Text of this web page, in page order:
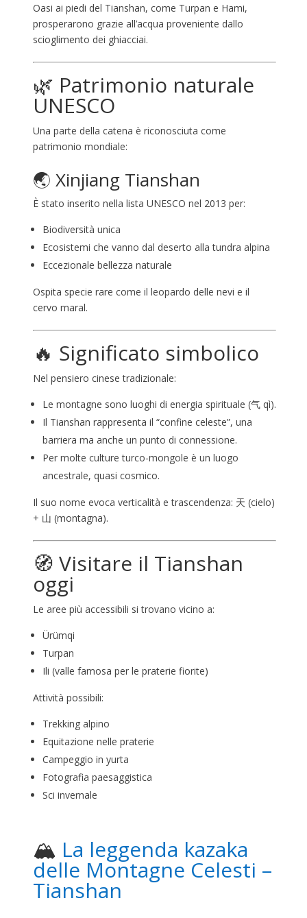
Oasi ai piedi del Tianshan, come Turpan e Hami,
prosperarono grazie all’acqua proveniente dallo
scioglimento dei ghiacciai.
🌿 Patrimonio naturale
UNESCO
Una parte della catena è riconosciuta come
patrimonio mondiale:
🌏 Xinjiang Tianshan
È stato inserito nella lista UNESCO nel 2013 per:
Biodiversità unica
Ecosistemi che vanno dal deserto alla tundra alpina
Eccezionale bellezza naturale
Ospita specie rare come il leopardo delle nevi e il
cervo maral.
🔥 Significato simbolico
Nel pensiero cinese tradizionale:
Le montagne sono luoghi di energia spirituale (气 qì).
Il Tianshan rappresenta il “confine celeste”, una
barriera ma anche un punto di connessione.
Per molte culture turco-mongole è un luogo
ancestrale, quasi cosmico.
Il suo nome evoca verticalità e trascendenza: 天 (cielo)
+ 山 (montagna).
🧭 Visitare il Tianshan
oggi
Le aree più accessibili si trovano vicino a:
Ürümqi
Turpan
Ili (valle famosa per le praterie fiorite)
Attività possibili:
Trekking alpino
Equitazione nelle praterie
Campeggio in yurta
Fotografia paesaggistica
Sci invernale
🏔️ La leggenda kazaka
delle Montagne Celesti –
Tianshan